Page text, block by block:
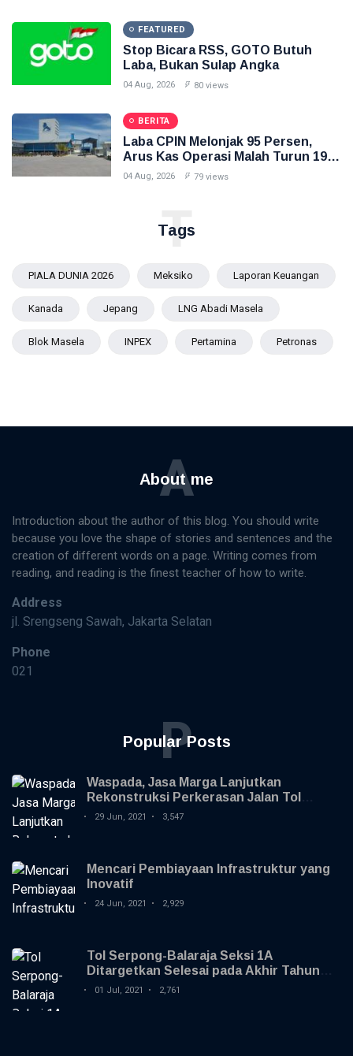
FEATURED
Stop Bicara RSS, GOTO Butuh
Laba, Bukan Sulap Angka
04 Aug, 2026 80 views
BERITA
Laba CPIN Melonjak 95 Persen,
Arus Kas Operasi Malah Turun 19
Persen
04 Aug, 2026 79 views
Tags
T
PIALA DUNIA 2026 Meksiko Laporan Keuangan
Kanada Jepang LNG Abadi Masela
Blok Masela INPEX Pertamina Petronas
About me
A
Introduction about the author of this blog. You should write
because you love the shape of stories and sentences and the
creation of different words on a page. Writing comes from
reading, and reading is the finest teacher of how to write.
Address
jl. Srengseng Sawah, Jakarta Selatan
Phone
021
Popular Posts
P
Waspada, Jasa Marga Lanjutkan
Rekonstruksi Perkerasan Jalan Tol
Jagorawi
29 Jun, 2021 3,547
Mencari Pembiayaan Infrastruktur yang
Inovatif
24 Jun, 2021 2,929
Tol Serpong-Balaraja Seksi 1A
Ditargetkan Selesai pada Akhir Tahun
2021
01 Jul, 2021 2,761